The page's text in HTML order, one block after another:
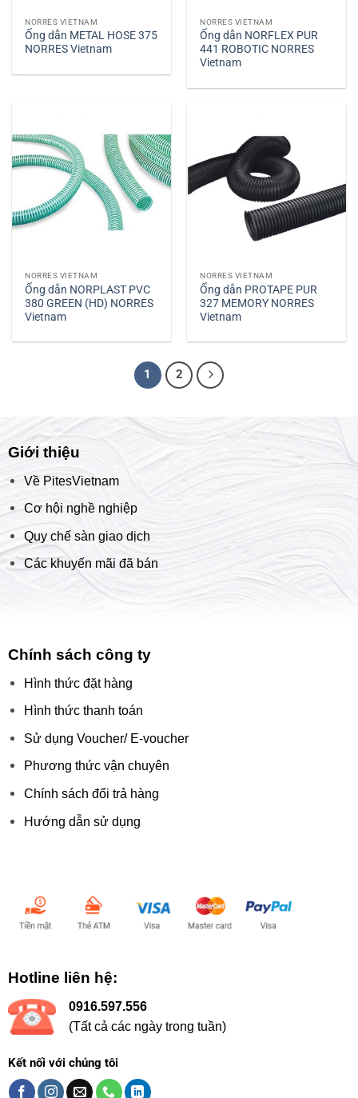
NORRES VIETNAM
Ống dẫn METAL HOSE 375
NORRES Vietnam
NORRES VIETNAM
Ống dẫn NORFLEX PUR
441 ROBOTIC NORRES
Vietnam
NORRES VIETNAM
Ống dẫn NORPLAST PVC
380 GREEN (HD) NORRES
Vietnam
NORRES VIETNAM
Ống dẫn PROTAPE PUR
327 MEMORY NORRES
Vietnam
1 2
Giới thiệu
Về PitesVietnam
Cơ hội nghề nghiệp
Quy chế sàn giao dịch
Các khuyến mãi đã bán
Chính sách công ty
Hình thức đặt hàng
Hình thức thanh toán
Sử dụng Voucher/ E-voucher
Phương thức vận chuyên
Chính sách đổi trả hàng
Hướng dẫn sử dụng
Hotline liên hệ:
0916.597.556
(Tất cả các ngày trong tuần)
Kết nối với chúng tôi